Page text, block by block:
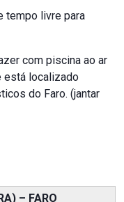
tempo livre para
com piscina ao ar
está localizado
do Faro. (jantar
– FARO